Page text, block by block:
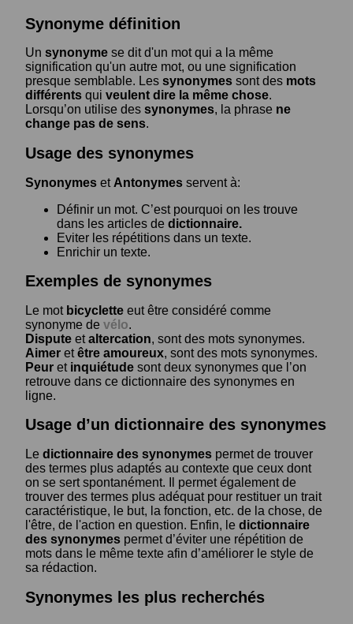
Synonyme définition
Un synonyme se dit d'un mot qui a la même
signification qu'un autre mot, ou une signification
presque semblable. Les synonymes sont des mots
différents qui veulent dire la même chose.
Lorsqu’on utilise des synonymes, la phrase ne
change pas de sens.
Usage des synonymes
Synonymes et Antonymes servent à:
Définir un mot. C’est pourquoi on les trouve
dans les articles de dictionnaire.
Eviter les répétitions dans un texte.
Enrichir un texte.
Exemples de synonymes
Le mot bicyclette eut être considéré comme
synonyme de vélo.
Dispute etaltercation, sont des mots synonymes.
Aimer etêtre amoureux, sont des mots synonymes.
Peur et inquiétude sont deux synonymes que l’on
retrouve dans ce dictionnaire des synonymes en
ligne.
Usage d’un dictionnaire des synonymes
Le dictionnaire des synonymes permet de trouver
des termes plus adaptés au contexte que ceux dont
on se sert spontanément. Il permet également de
trouver des termes plus adéquat pour restituer un trait
caractéristique, le but, la fonction, etc. de la chose, de
l'être, de l'action en question. Enfin, le dictionnaire
des synonymes permet d’éviter une répétition de
mots dans le même texte afin d’améliorer le style de
sa rédaction.
Synonymes les plus recherchés